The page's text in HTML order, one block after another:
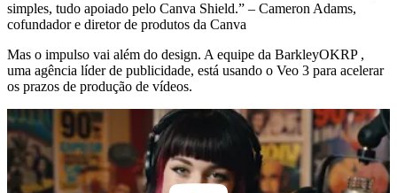
simples, tudo apoiado pelo Canva Shield.” – Cameron Adams,
cofundador e diretor de produtos da Canva
Mas o impulso vai além do design. A equipe da BarkleyOKRP ,
uma agência líder de publicidade, está usando o Veo 3 para acelerar
os prazos de produção de vídeos.